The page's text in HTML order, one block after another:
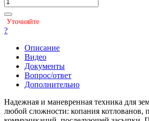
Уточняйте
?
Описание
Видео
Документы
Вопрос/ответ
Дополнительно
Надежная и маневренная техника для
любой сложности: копания котлованов,